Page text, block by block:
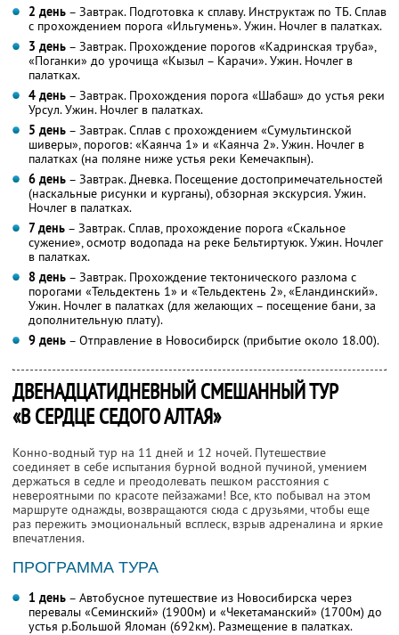
2 день – Завтрак. Подготовка к сплаву. Инструктаж по ТБ. Сплав
с прохождением порога «Ильгумень». Ужин. Ночлег в палатках.
3 день – Завтрак. Прохождение порогов «Кадринская труба»,
«Поганки» до урочища «Кызыл – Карачи». Ужин. Ночлег в
палатках.
4 день – Завтрак. Прохождения порога «Шабаш» до устья реки
Урсул. Ужин. Ночлег в палатках.
5 день – Завтрак. Сплав с прохождением «Сумультинской
шиверы», порогов: «Каянча 1» и «Каянча 2». Ужин. Ночлег в
палатках (на поляне ниже устья реки Кемечакпын).
6 день – Завтрак. Дневка. Посещение достопримечательностей
(наскальные рисунки и курганы), обзорная экскурсия. Ужин.
Ночлег в палатках.
7 день – Завтрак. Сплав, прохождение порога «Скальное
сужение», осмотр водопада на реке Бельтиртуюк. Ужин. Ночлег
в палатках.
8 день – Завтрак. Прохождение тектонического разлома с
порогами «Тельдектень 1» и «Тельдектень 2», «Еландинский».
Ужин. Ночлег в палатках (для желающих – посещение бани, за
дополнительную плату).
9 день – Отправление в Новосибирск (прибытие около 18.00).
ДВЕНАДЦАТИДНЕВНЫЙ СМЕШАННЫЙ ТУР
«В СЕРДЦЕ СЕДОГО АЛТАЯ»
Конно-водный тур на 11 дней и 12 ночей. Путешествие
соединяет в себе испытания бурной водной пучиной, умением
держаться в седле и преодолевать пешком расстояния с
невероятными по красоте пейзажами! Все, кто побывал на этом
маршруте однажды, возвращаются сюда с друзьями, чтобы еще
раз пережить эмоциональный всплеск, взрыв адреналина и яркие
впечатления.
ПРОГРАММА ТУРА
1 день – Автобусное путешествие из Новосибирска через
перевалы «Семинский» (1900м) и «Чекетаманский» (1700м) до
устья р.Большой Яломан (692км). Размещение в палатках.